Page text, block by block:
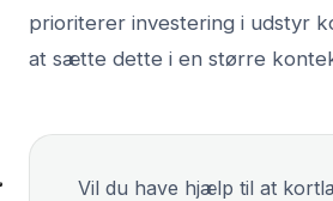
prioriterer investering i udstyr
at sætte dette i en større
Vil du have hjælp til at